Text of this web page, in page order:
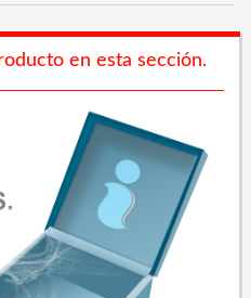
en esta sección.